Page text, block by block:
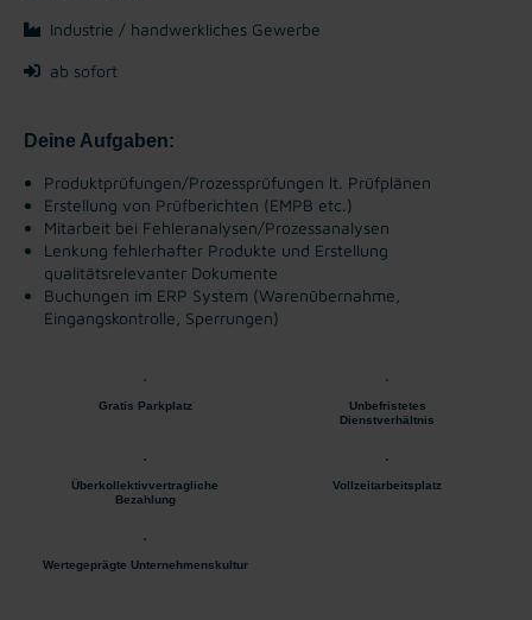
Industrie / handwerkliches Gewerbe
ab sofort
Deine Aufgaben:
Produktprüfungen/Prozessprüfungen lt. Prüfplänen
Erstellung von Prüfberichten (EMPB etc.)
Mitarbeit bei Fehleranalysen/Prozessanalysen
Lenkung fehlerhafter Produkte und Erstellung
qualitätsrelevanter Dokumente
Buchungen im ERP System (Warenübernahme,
Eingangskontrolle, Sperrungen)
Gratis Parkplatz
Unbefristetes
Dienstverhältnis
Überkollektivvertragliche
Bezahlung
Vollzeitarbeitsplatz
Wertegeprägte Unternehmenskultur